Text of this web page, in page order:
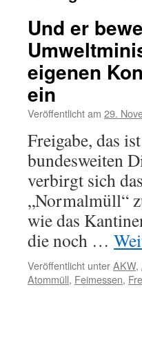
Und er
eigenen
ein
Veröffentlicht am 29.
Freigabe, das
bundesweiten
verbirgt sich
„Normalmüll“
wie das
die noch …
Veröffentlicht unterAKW,
Atommüll, Feimessen,